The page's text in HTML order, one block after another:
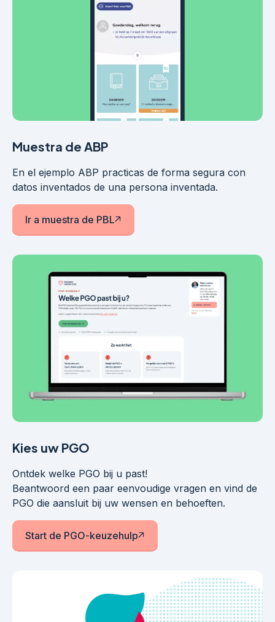
Muestra de ABP
En el ejemplo ABP practicas de forma segura con
datos inventados de una persona inventada.
Ir a muestra de PBL
El enlace se abre en una ventana nueva.
Kies uw PGO
Ontdek welke PGO bij u past!
Beantwoord een paar eenvoudige vragen en vind de
PGO die aansluit bij uw wensen en behoeften.
Start de PGO-keuzehulp
El enlace se abre en una ventana nueva.